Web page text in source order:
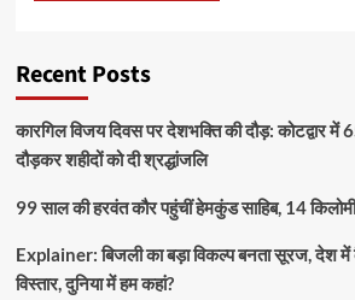
Recent Posts
कारगिल विजय दिवस पर देशभक्ति की दौड़: कोटद्वार
दौड़कर शहीदों को दी श्रद्धांजलि
99 साल की हरवंत कौर पहुंचीं हेमकुंड साहिब, 14
Explainer: बिजली का बड़ा विकल्प बनता सूरज, देश में
विस्तार, दुनिया में हम कहां?